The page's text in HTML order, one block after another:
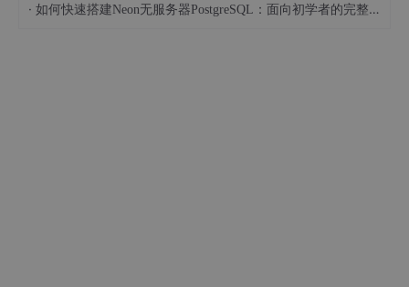
· 如何快速搭建Neon无服务器PostgreSQL：面向初学者的完整指南